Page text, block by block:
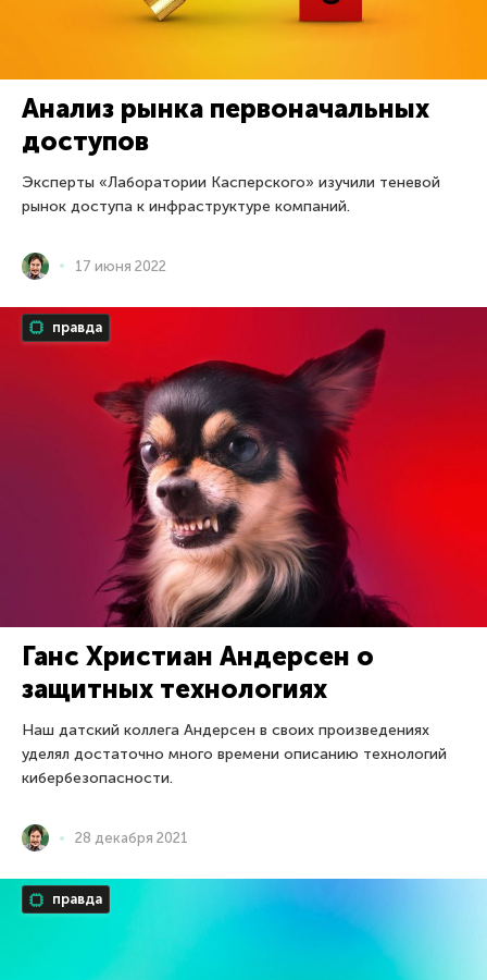
Анализ рынка первоначальных
доступов
Эксперты «Лаборатории Касперского» изучили теневой
рынок доступа к инфраструктуре компаний.
17 июня 2022
правда
Ганс Христиан Андерсен о
защитных технологиях
Наш датский коллега Андерсен в своих произведениях
уделял достаточно много времени описанию технологий
кибербезопасности.
28 декабря 2021
правда